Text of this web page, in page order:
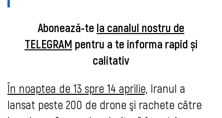
Abonează-te la canalul nostru de
TELEGRAM pentru a te informa rapid și
calitativ
În noaptea de 13 spre 14 aprilie, Iranul a
lansat peste 200 de drone şi rachete către